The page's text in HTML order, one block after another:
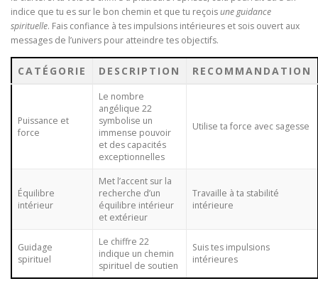
indice que tu es sur le bon chemin et que tu reçoisune guidance
spirituelle. Fais confiance à tes impulsions intérieures et sois ouvert aux
messages de l’univers pour atteindre tes objectifs.
CATÉGORIE DESCRIPTION RECOMMANDATION
Puissance et
force
Le nombre
angélique 22
symbolise un
immense pouvoir
et des capacités
exceptionnelles
Utilise ta force avec sagesse
Équilibre
intérieur
Met l’accent sur la
recherche d’un
équilibre intérieur
et extérieur
Travaille à ta stabilité
intérieure
Guidage
spirituel
Le chiffre 22
indique un chemin
spirituel de soutien
Suis tes impulsions
intérieures